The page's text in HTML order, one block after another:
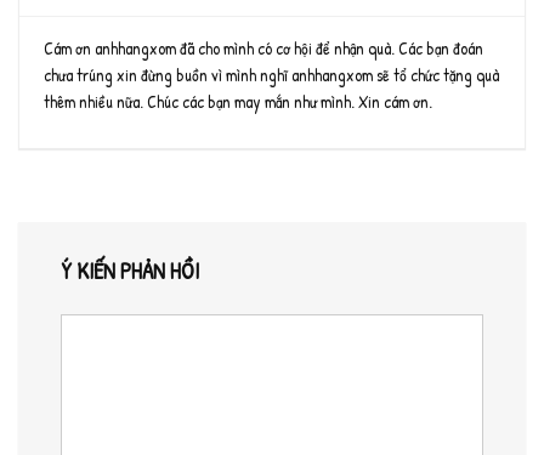
Cám ơn anhhangxom đã cho mình có cơ hội để nhận quà. Các bạn đoán
chưa trúng xin đừng buồn vì mình nghĩ anhhangxom sẽ tổ chức tặng quà
thêm nhiều nữa. Chúc các bạn may mắn như mình. Xin cám ơn.
Ý KIẾN PHẢN HỒI